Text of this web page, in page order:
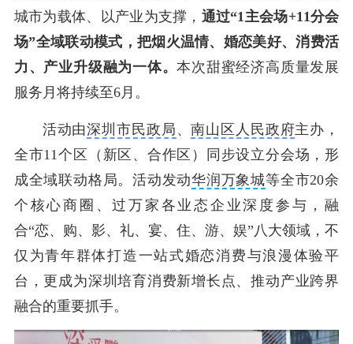
城市为载体、以产业为支撑， 通过“1主会场+11分会
场”全域联动模式，把烟火温情、婚恋美好、消费活
力、产业升级融为一体。本次甜蜜经济高质量发展
服务月将持续至6月。
活动由深圳市民政局 、南山区人民政府主办，
全市11个区（新区、合作区）同步设立分会场，形
成全域联动格局。活动发动华润万象城等全市20余
个核心商圈、过万家各业态企业深度参与，融
合“恋、购、影、礼、宴、住、游、娱”八大领域，不
仅为青年群体打造一站式婚恋消费与浪漫体验平
台，更成为深圳培育消费新增长点、推动产业跨界
融合的重要抓手。